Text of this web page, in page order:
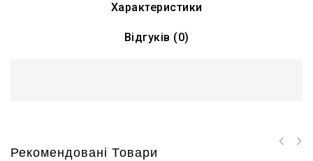
Характеристики
Відгуків (0)
Рекомендовані Товари